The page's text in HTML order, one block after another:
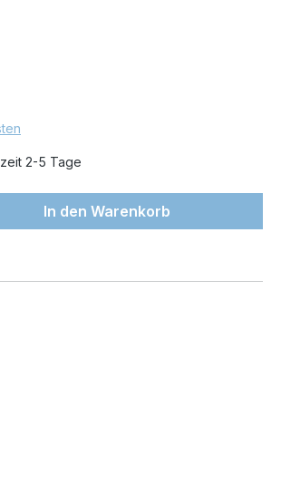
2-5 Tage
den gewünschten Wert
In den Warenkorb